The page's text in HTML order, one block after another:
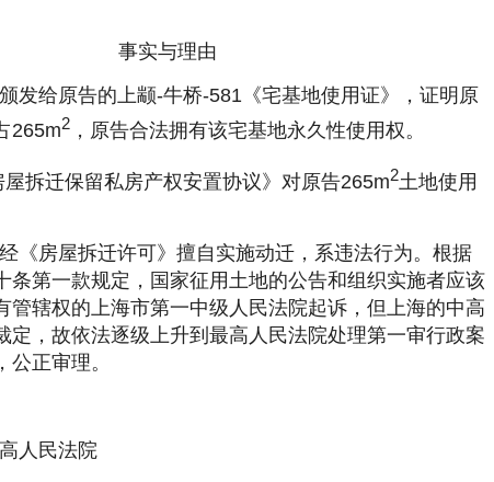
事实与理由
发给原告的上颛-牛桥-581《宅基地使用证》，证明原
265m2 ，原告合法拥有该宅基地永久性使用权。
拆迁保留私房产权安置协议》对原告265m2土地使用
《房屋拆迁许可》擅自实施动迁，系违法行为。根据
条第一款规定，国家征用土地的公告和组织实施者应该
管辖权的上海市第一中级人民法院起诉，但上海的中高
定，故依法逐级上升到最高人民法院处理第一审行政案
正审理。
人民法院